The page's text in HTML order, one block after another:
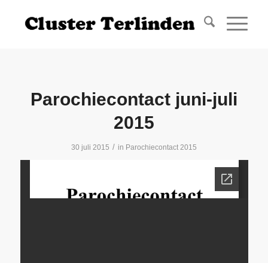
Parochiecontact juni-juli
2015
30 juli 2015 / in Parochiecontact 2015